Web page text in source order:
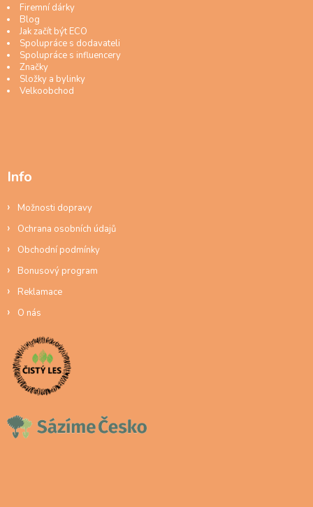
Firemní dárky
Blog
Jak začít být ECO
Spolupráce s dodavateli
Spolupráce s influencery
Značky
Složky a bylinky
Velkoobchod
Info
Možnosti dopravy
Ochrana osobních údajů
Obchodní podmínky
Bonusový program
Reklamace
O nás